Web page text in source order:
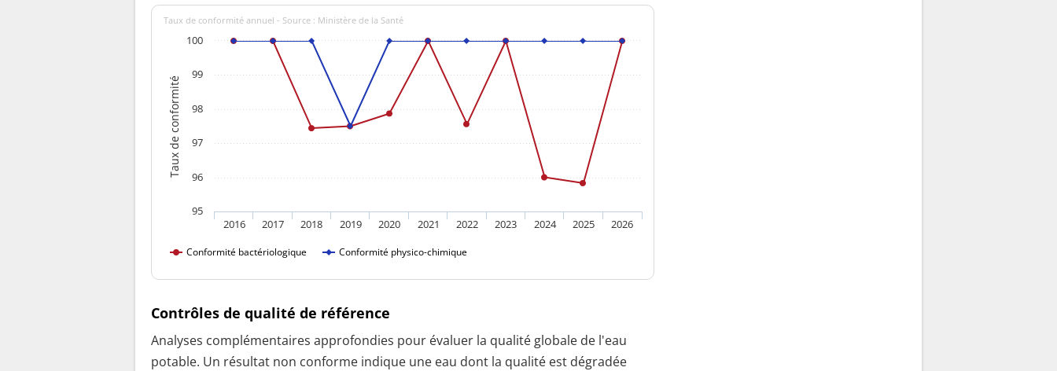
Taux de conformité
Taux de conformité annuel - Source : Ministère de la Santé
Conformité bactériologique Conformité physico-chimique
2016 2017 2018 2019 2020 2021 2022 2023 2024 2025 2026
95
96
97
98
99
100
Contrôles de qualité de référence
Analyses complémentaires approfondies pour évaluer la qualité globale de l'eau
potable. Un résultat non conforme indique une eau dont la qualité est dégradée